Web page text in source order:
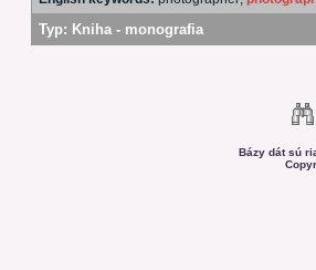
Typ: Kniha - monografia
Bázy dát sú